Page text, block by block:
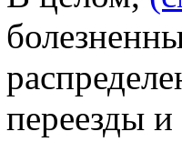
переезды